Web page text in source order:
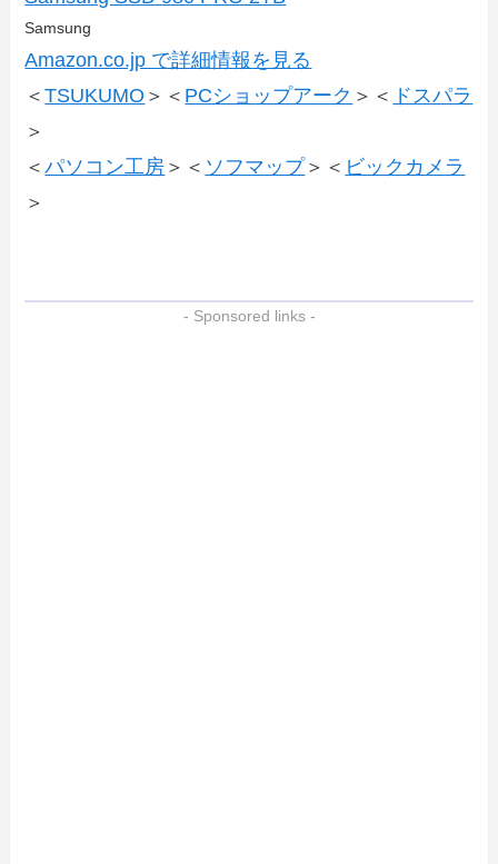
Samsung
Amazon.co.jp で詳細情報を見る
＜TSUKUMO ＞＜ PCショップアーク ＞＜ ドスパラ
＞
＜パソコン工房 ＞＜ ソフマップ＞＜ ビックカメラ
＞
- Sponsored links -